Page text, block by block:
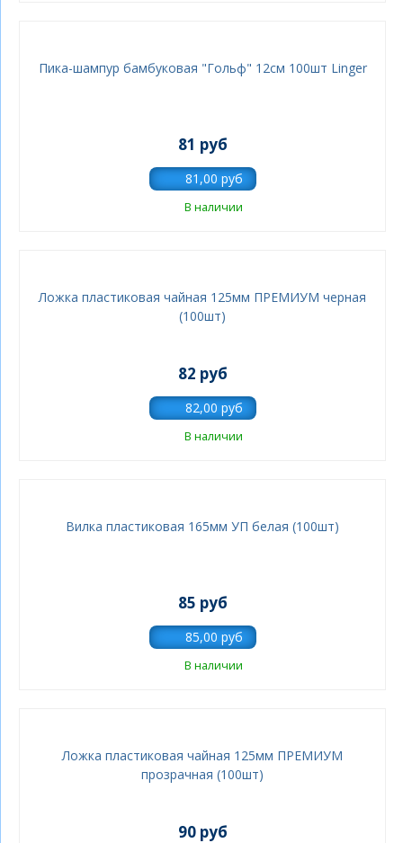
Пика-шампур бамбуковая "Гольф" 12см 100шт Linger
81 руб
В наличии
Ложка пластиковая чайная 125мм ПРЕМИУМ черная
(100шт)
82 руб
В наличии
Вилка пластиковая 165мм УП белая (100шт)
85 руб
В наличии
Ложка пластиковая чайная 125мм ПРЕМИУМ
прозрачная (100шт)
90 руб